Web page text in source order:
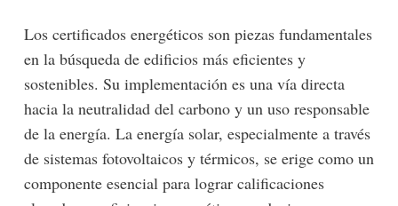
Los certificados energéticos son piezas fundamentales
en la búsqueda de edificios más eficientes y
sostenibles. Su implementación es una vía directa
hacia la neutralidad del carbono y un uso responsable
de la energía. La energía solar, especialmente a través
de sistemas fotovoltaicos y térmicos, se erige como un
componente esencial para lograr calificaciones